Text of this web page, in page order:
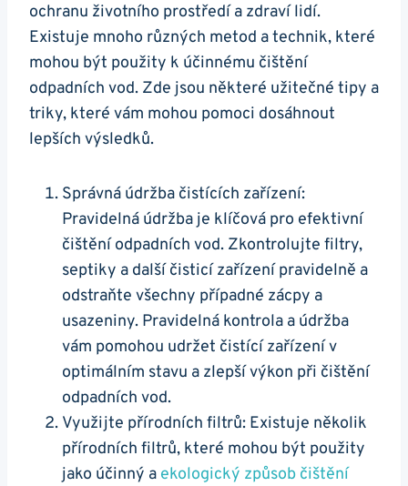
ochranu životního prostředí a zdraví lidí.
Existuje mnoho různých metod a technik, které
mohou být použity k účinnému čištění
odpadních vod. Zde jsou některé užitečné tipy a
triky, které vám mohou pomoci dosáhnout
lepších výsledků.
Správná údržba čistících zařízení:
Pravidelná údržba je klíčová pro efektivní
čištění odpadních vod. Zkontrolujte filtry,
septiky a další čisticí zařízení pravidelně a
odstraňte všechny případné zácpy a
usazeniny. Pravidelná kontrola a údržba
vám pomohou udržet čistící zařízení v
optimálním stavu a zlepší výkon při čištění
odpadních vod.
Využijte přírodních filtrů: Existuje několik
přírodních filtrů, které mohou být použity
jako účinný a ekologický způsob čištění